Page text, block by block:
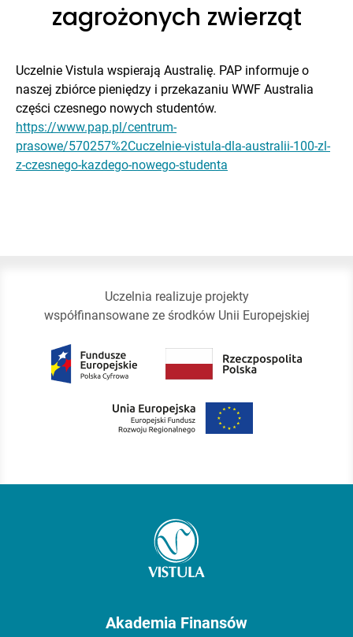
zagrożonych zwierząt
Uczelnie Vistula wspierają Australię. PAP informuje o
naszej zbiórce pieniędzy i przekazaniu WWF Australia
części czesnego nowych studentów.
https://www.pap.pl/centrum-
prasowe/570257%2Cuczelnie-vistula-dla-australii-100-zl-
z-czesnego-kazdego-nowego-studenta
Uczelnia realizuje projekty
współfinansowane ze środków Unii Europejskiej
Akademia Finansów